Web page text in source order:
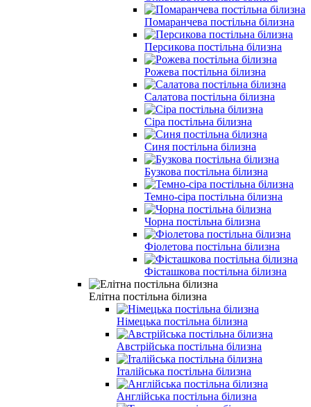
Помаранчева постільна білизна
Персикова постільна білизна
Рожева постільна білизна
Салатова постільна білизна
Сіра постільна білизна
Синя постільна білизна
Бузкова постільна білизна
Темно-сіра постільна білизна
Чорна постільна білизна
Фіолетова постільна білизна
Фісташкова постільна білизна
Елітна постільна білизна
Німецька постільна білизна
Австрійська постільна білизна
Італійська постільна білизна
Англійська постільна білизна